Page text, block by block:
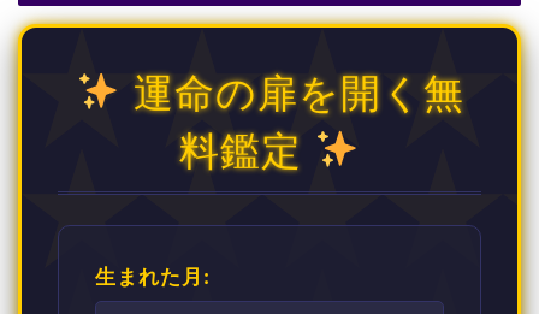
運命の扉を開く無
料鑑定
生まれた月: